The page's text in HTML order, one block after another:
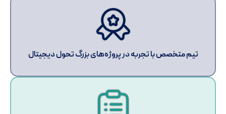
تیم متخصص با تجربه در پروژه‌های بزرگ تحول دیجیتال